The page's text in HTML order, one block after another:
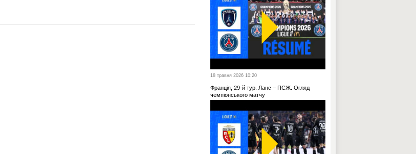
18 травня 2026 10:20
Франція, 29-й тур. Ланс – ПСЖ. Огляд
чемпіонського матчу